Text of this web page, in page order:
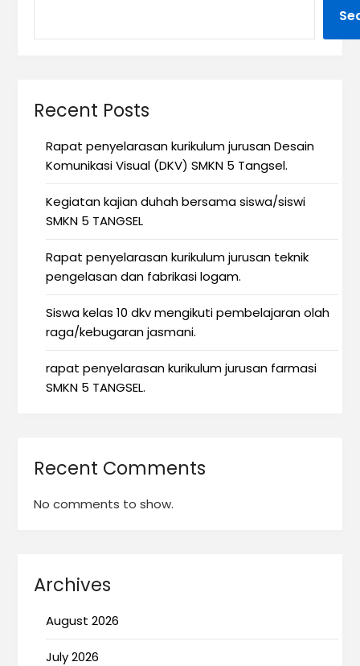
Recent Posts
Rapat penyelarasan kurikulum jurusan Desain
Komunikasi Visual (DKV) SMKN 5 Tangsel.
Kegiatan kajian duhah bersama siswa/siswi
SMKN 5 TANGSEL
Rapat penyelarasan kurikulum jurusan teknik
pengelasan dan fabrikasi logam.
Siswa kelas 10 dkv mengikuti pembelajaran olah
raga/kebugaran jasmani.
rapat penyelarasan kurikulum jurusan farmasi
SMKN 5 TANGSEL.
Recent Comments
No comments to show.
Archives
August 2026
July 2026